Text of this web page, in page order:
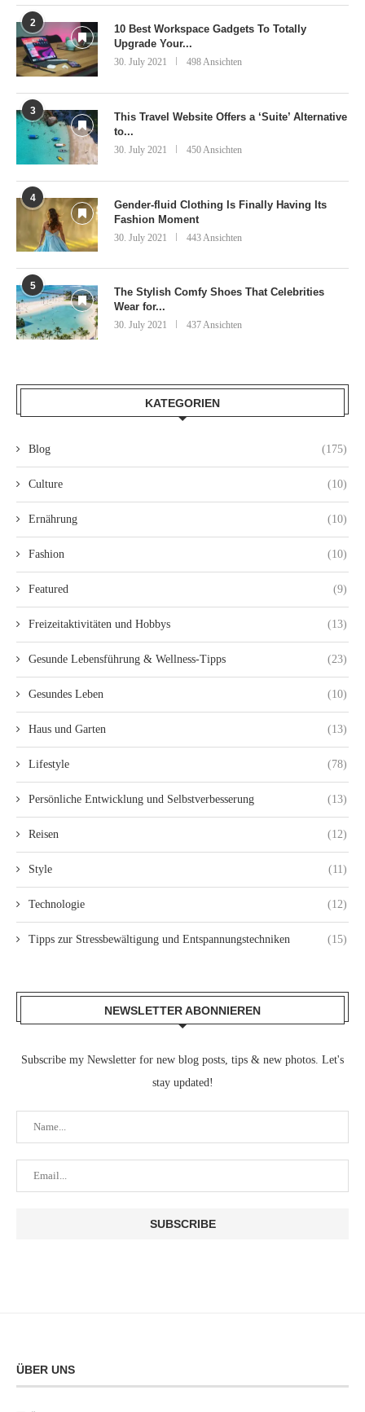
2
10 Best Workspace Gadgets To Totally
Upgrade Your...
30. July 2021 498 Ansichten
3
This Travel Website Offers a ‘Suite’ Alternative
to...
30. July 2021 450 Ansichten
4
Gender-fluid Clothing Is Finally Having Its
Fashion Moment
30. July 2021 443 Ansichten
5
The Stylish Comfy Shoes That Celebrities
Wear for...
30. July 2021 437 Ansichten
KATEGORIEN
Blog (175)
Culture (10)
Ernährung (10)
Fashion (10)
Featured (9)
Freizeitaktivitäten und Hobbys (13)
Gesunde Lebensführung & Wellness-Tipps (23)
Gesundes Leben (10)
Haus und Garten (13)
Lifestyle (78)
Persönliche Entwicklung und Selbstverbesserung (13)
Reisen (12)
Style (11)
Technologie (12)
Tipps zur Stressbewältigung und Entspannungstechniken (15)
NEWSLETTER ABONNIEREN
Subscribe my Newsletter for new blog posts, tips & new photos. Let's
stay updated!
ÜBER UNS